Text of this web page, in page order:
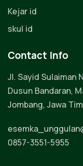
Kejar id
skul id
Contact Info
Jl. Sayid Sulaiman
Dusun Bandaran,
Jombang, Jawa
0857-3551-5955